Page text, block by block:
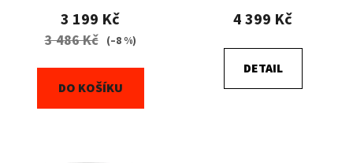
3 199 Kč
3 486 Kč (–8 %)
DO KOŠÍKU
4 399 Kč
DETAIL